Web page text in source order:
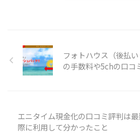
フォトハウス（後払い
の手数料や5chの口コ
エニタイム現金化の口コミ評判は
際に利用して分かったこと